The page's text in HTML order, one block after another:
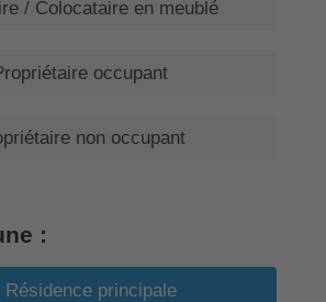
/ Colocataire en meublé
occupant
non occupant
:
Résidence principale